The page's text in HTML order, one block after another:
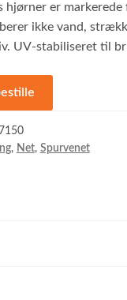
hjørner er markerede
ikke vand,
UV-stabiliseret til
7150
, Net, Spurvenet